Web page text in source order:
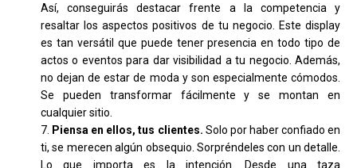
Así, conseguirás destacar frente a la competencia y
resaltar los aspectos positivos de tu negocio. Este display
es tan versátil que puede tener presencia en todo tipo de
actos o eventos para dar visibilidad a tu negocio. Además,
no dejan de estar de moda y son especialmente cómodos.
Se pueden transformar fácilmente y se montan en
cualquier sitio.
Piensa en ellos, tus clientes. Solo por haber confiado en
ti, se merecen algún obsequio. Sorpréndeles con un detalle.
Lo que importa es la intención. Desde una taza